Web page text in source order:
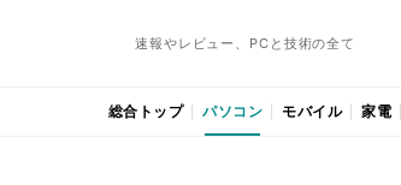
速報やレビュー、PCと技術の全て
総合トップ パソコン モバイル 家電